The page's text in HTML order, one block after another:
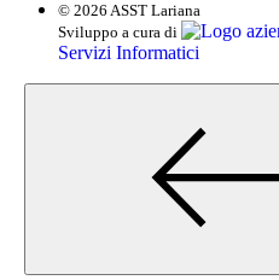
© 2026 ASST Lariana
Sviluppo a cura di
Servizi Informatici